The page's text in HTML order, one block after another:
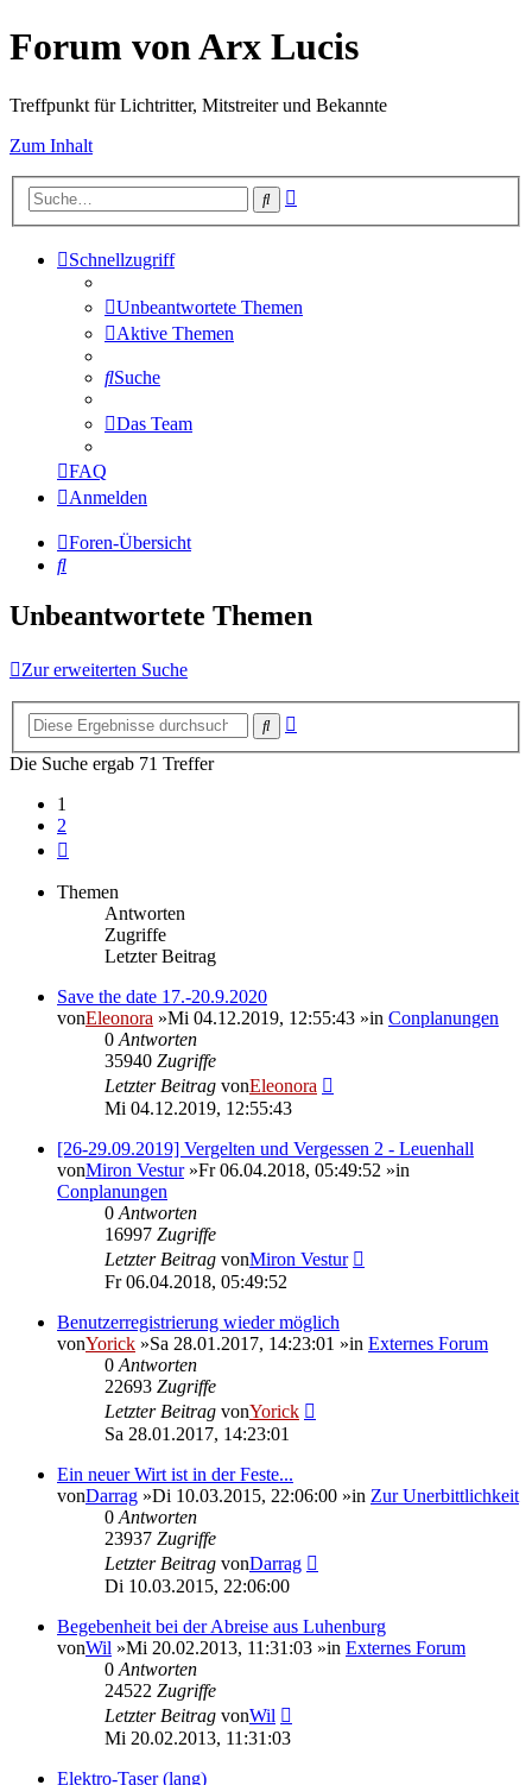
Forum von Arx Lucis
Treffpunkt für Lichtritter, Mitstreiter und Bekannte
Zum Inhalt
Suche
Schnellzugriff
Unbeantwortete Themen
Aktive Themen
Suche
Das Team
FAQ
Anmelden
Foren-Übersicht
Suche
Unbeantwortete Themen
Zur erweiterten Suche
Suche
Die Suche ergab 71 Treffer
1
2
Themen
Antworten
Zugriffe
Letzter Beitrag
Save the date 17.-20.9.2020
vonEleonora »Mi 04.12.2019, 12:55:43 »in Conplanungen
0 Antworten
35940 Zugriffe
Letzter Beitrag vonEleonora
Mi 04.12.2019, 12:55:43
[26-29.09.2019] Vergelten und Vergessen 2 - Leuenhall
vonMiron Vestur»Fr 06.04.2018, 05:49:52 »in
Conplanungen
0 Antworten
16997 Zugriffe
Letzter Beitrag vonMiron Vestur
Fr 06.04.2018, 05:49:52
Benutzerregistrierung wieder möglich
vonYorick »Sa 28.01.2017, 14:23:01 »in Externes Forum
0 Antworten
22693 Zugriffe
Letzter Beitrag vonYorick
Sa 28.01.2017, 14:23:01
Ein neuer Wirt ist in der Feste...
vonDarrag »Di 10.03.2015, 22:06:00 »in Zur Unerbittlichkeit
0 Antworten
23937 Zugriffe
Letzter Beitrag vonDarrag
Di 10.03.2015, 22:06:00
Begebenheit bei der Abreise aus Luhenburg
vonWil »Mi 20.02.2013, 11:31:03 »in Externes Forum
0 Antworten
24522 Zugriffe
Letzter Beitrag vonWil
Mi 20.02.2013, 11:31:03
Elektro-Taser (lang)